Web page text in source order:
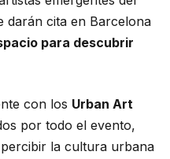
darán cita en Barcelona
para descubrir
con los Urban Art
por todo el evento,
la cultura urbana